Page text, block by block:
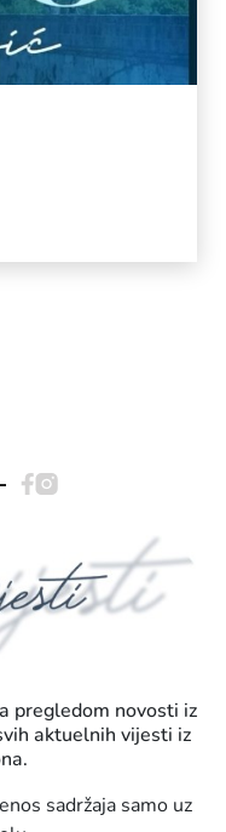
pregledom novosti iz
aktuelnih vijesti iz
sadržaja samo uz